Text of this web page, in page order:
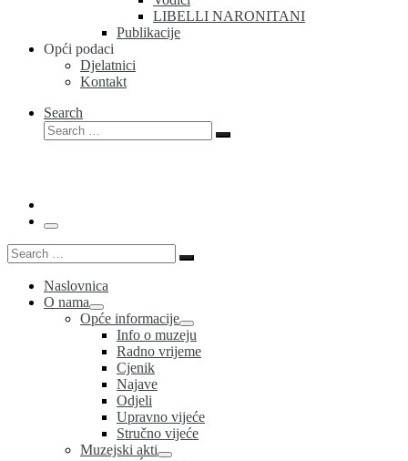
LIBELLI NARONITANI
Publikacije
Opći podaci
Djelatnici
Kontakt
Search
Search
Search
Menu
Search
Search
Naslovnica
O nama
Opće informacije
Info o muzeju
Radno vrijeme
Cjenik
Najave
Odjeli
Upravno vijeće
Stručno vijeće
Muzejski akti